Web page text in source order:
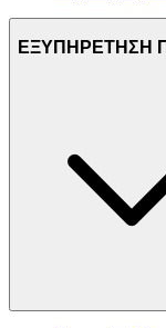
ΕΞΥΠΗΡΕΤΗΣΗ